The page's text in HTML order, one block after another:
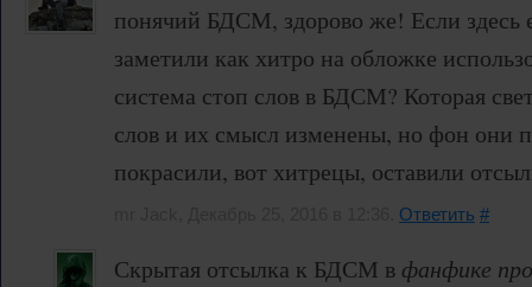
понячий БДСМ, здорово же! Если здесь
заметили как хитро на обложке
система стоп слов в БДСМ? Которая
слов и их смысл изменены, но фон они
покрасили, вот хитрецы, оставили
Ответить #
Скрытая отсылка к БДСМ в фанфике